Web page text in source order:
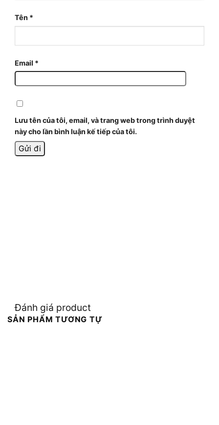
Tên *
Email *
Lưu tên của tôi, email, và trang web trong trình duyệt
này cho lần bình luận kế tiếp của tôi.
Đánh giá product
SẢN PHẨM TƯƠNG TỰ